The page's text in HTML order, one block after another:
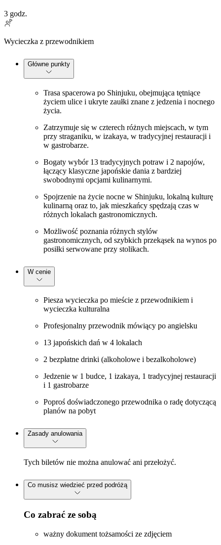
3 godz.
Wycieczka z przewodnikiem
Główne punkty
Trasa spacerowa po Shinjuku, obejmująca tętniące
życiem ulice i ukryte zaułki znane z jedzenia i nocnego
życia.
Zatrzymuje się w czterech różnych miejscach, w tym
przy straganiku, w izakaya, w tradycyjnej restauracji i
w gastrobarze.
Bogaty wybór 13 tradycyjnych potraw i 2 napojów,
łączący klasyczne japońskie dania z bardziej
swobodnymi opcjami kulinarnymi.
Spojrzenie na życie nocne w Shinjuku, lokalną kulturę
kulinarną oraz to, jak mieszkańcy spędzają czas w
różnych lokalach gastronomicznych.
Możliwość poznania różnych stylów
gastronomicznych, od szybkich przekąsek na wynos po
posiłki serwowane przy stolikach.
W cenie
Piesza wycieczka po mieście z przewodnikiem i
wycieczka kulturalna
Profesjonalny przewodnik mówiący po angielsku
13 japońskich dań w 4 lokalach
2 bezpłatne drinki (alkoholowe i bezalkoholowe)
Jedzenie w 1 budce, 1 izakaya, 1 tradycyjnej restauracji
i 1 gastrobarze
Poproś doświadczonego przewodnika o radę dotyczącą
planów na pobyt
Zasady anulowania
Tych biletów nie można anulować ani przełożyć.
Co musisz wiedzieć przed podróżą
Co zabrać ze sobą
ważny dokument tożsamości ze zdjęciem